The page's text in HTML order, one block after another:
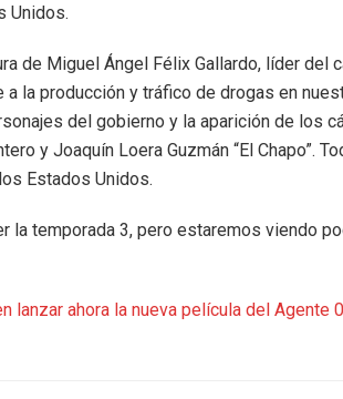
Unidos.
de Miguel Ángel Félix Gallardo, líder del
la producción y tráfico de drogas en
del gobierno y la aparición de los
y Joaquín Loera Guzmán “El Chapo”.
Estados Unidos.
la temporada 3, pero estaremos viendo
lanzar ahora la nueva película del Agente